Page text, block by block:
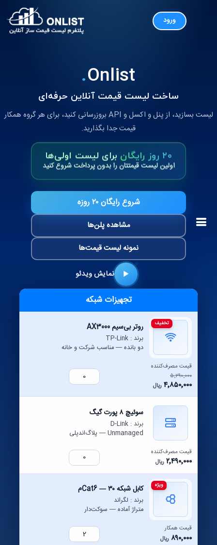
Onlist
.
ساخت لیست قیمت آنلاین حرفه‌ای
لیست بسازید، از پنل و اکسل و API بروزرسانی کنید، برای هر گروه همکار
قیمت جدا بگذارید.
۲۰ روز رایگان برای لیست اولی‌ها
اولین لیست قیمتتان را بدون پرداخت شروع کنید
مشاهده پلن‌ها
نمونه لیست قیمت‌ها
نمایش ویدئو
تجهیزات شبکه
تخفیف روتر بی‌سیم AX3000
برند : TP-Link
دو بانده — مناسب شرکت و خانه
قیمت مصرف‌کننده
۵٬۲۹۰٬۰۰۰
۴٬۸۵۰٬۰۰۰ ریال
سوئیچ ۸ پورت گیگ
برند : D-Link
Unmanaged — پلاگ‌اند‌پلی
قیمت مصرف‌کننده
۲٬۴۹۰٬۰۰۰ ریال
ویژه کابل شبکه Cat6 — ۳۰م
برند : لگراند
متراژ آماده — سوکت‌دار
قیمت همکار
۸۹۰٬۰۰۰ ریال